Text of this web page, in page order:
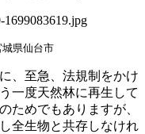
城県仙台市
、至急、法規制をかけ
一度天然林に再生して
ためでもありますが、
全生物と共存しなけれ